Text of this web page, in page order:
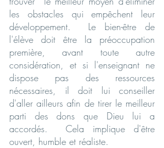
les obstacles qui empêchent leur
développement.  Le bien-être de
l'élève doit être la préoccupation
première, avant toute autre
considération, et si l'enseignant ne
dispose pas des ressources
nécessaires, il doit lui conseiller
d'aller ailleurs afin de tirer le meilleur
parti des dons que Dieu lui a
accordés.  Cela implique d'être
ouvert, humble et réaliste.